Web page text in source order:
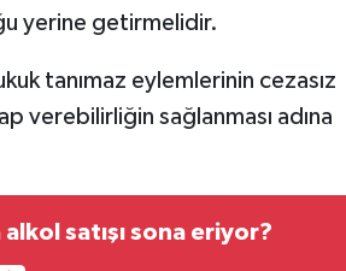
yerine getirmelidir.
tanımaz eylemlerinin cezasız
verebilirliğin sağlanması adına
satışı sona eriyor?